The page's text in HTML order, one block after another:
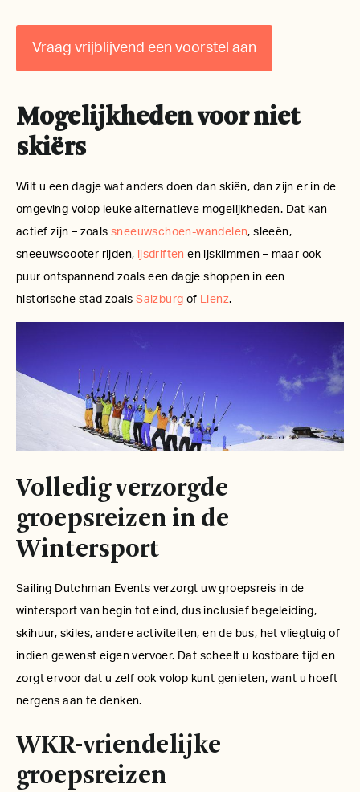
Vraag vrijblijvend een voorstel aan
Mogelijkheden voor niet
skiërs
Wilt u een dagje wat anders doen dan skiën, dan zijn er in de
omgeving volop leuke alternatieve mogelijkheden. Dat kan
actief zijn – zoalssneeuwschoen-wandelen, sleeën,
sneeuwscooter rijden, ijsdriften en ijsklimmen – maar ook
puur ontspannend zoals een dagje shoppen in een
historische stad zoalsSalzburg of Lienz.
Volledig verzorgde
groepsreizen in de
Wintersport
Sailing Dutchman Events verzorgt uw groepsreis in de
wintersport van begin tot eind, dus inclusief begeleiding,
skihuur, skiles, andere activiteiten, en de bus, het vliegtuig of
indien gewenst eigen vervoer. Dat scheelt u kostbare tijd en
zorgt ervoor dat u zelf ook volop kunt genieten, want u hoeft
nergens aan te denken.
WKR-vriendelijke
groepsreizen